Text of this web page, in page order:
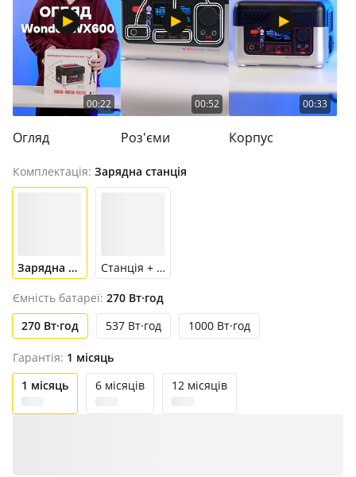
00:22
Огляд
00:52
Роз'єми
00:33
Корпус
Комплектація: Зарядна станція
Зарядна станція
Станція + панель
Ємність батареї: 270 Вт·год
270 Вт·год
537 Вт·год 1000 Вт·год
Гарантія: 1 місяць
1 місяць
6 місяців 12 місяців